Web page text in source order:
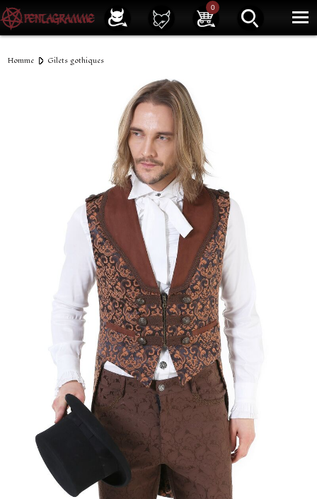
0
Service client 01 40 39 07 94
Newsletter | | Facebook | Instagram
|
Homme Gilets gothiques